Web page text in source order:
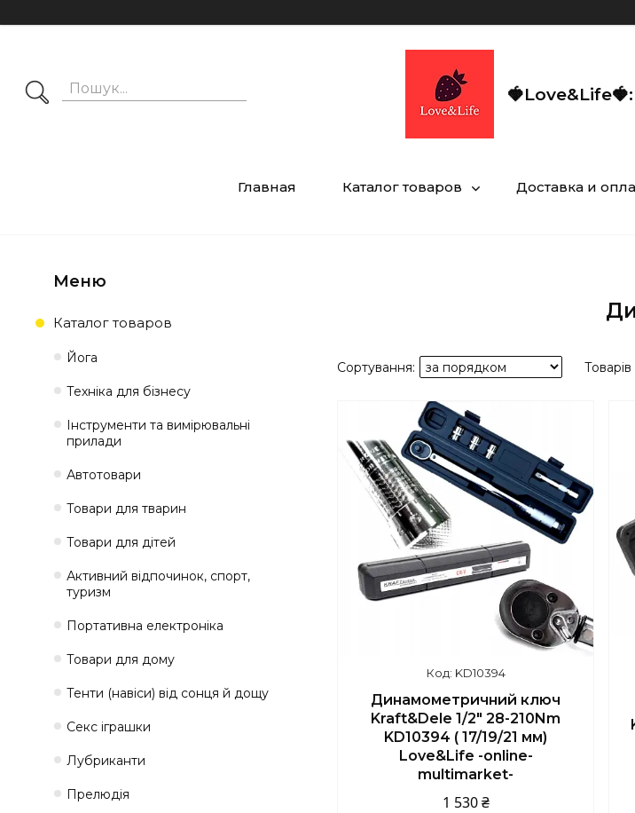
Главная Каталог товаров Доставка и
KD10394
Динамометричний ключ
Kraft&Dele 1/2" 28-210Nm
KD10394 ( 17/19/21 мм)
Love&Life -online-
multimarket-
1 530 ₴
Каталог товаров
Йога
Техніка для бізнесу
Інструменти та вимірювальні
прилади
Автотовари
Товари для тварин
Товари для дітей
Активний відпочинок, спорт,
туризм
Портативна електроніка
Товари для дому
Тенти (навіси) від сонця й дощу
Секс іграшки
Лубриканти
Прелюдія